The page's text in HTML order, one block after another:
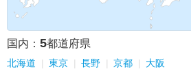
国内： 5都道府県
北海道 東京 長野 京都 大阪